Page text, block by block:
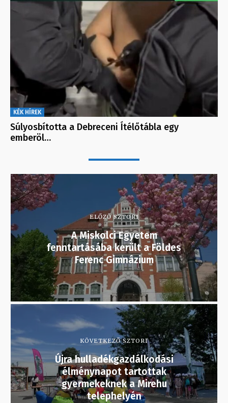
KÉK HÍREK
Súlyosbította a Debreceni Ítélőtábla egy
emberöl…
ELŐZŐ SZTORI
A Miskolci Egyetem
fenntartásába került a Földes
Ferenc Gimnázium
KÖVETKEZŐ SZTORI
Újra hulladékgazdálkodási
élménynapot tartottak
gyermekeknek a Mirehu
telephelyén